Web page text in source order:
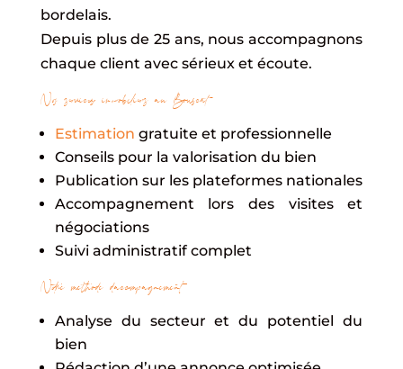
bordelais.
Depuis plus de 25 ans, nous accompagnons
chaque client avec sérieux et écoute.
Nos services immobiliers au Bouscat
Estimation gratuite et professionnelle
Conseils pour la valorisation du bien
Publication sur les plateformes nationales
Accompagnement lors des visites et
négociations
Suivi administratif complet
Notre méthode d’accompagnement
Analyse du secteur et du potentiel du
bien